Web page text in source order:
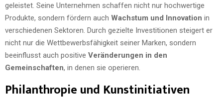
geleistet. Seine Unternehmen schaffen nicht nur hochwertige
Produkte, sondern fördern auch Wachstum und Innovation in
verschiedenen Sektoren. Durch gezielte Investitionen steigert er
nicht nur die Wettbewerbsfähigkeit seiner Marken, sondern
beeinflusst auch positive Veränderungen in den
Gemeinschaften, in denen sie operieren.
Philanthropie und Kunstinitiativen